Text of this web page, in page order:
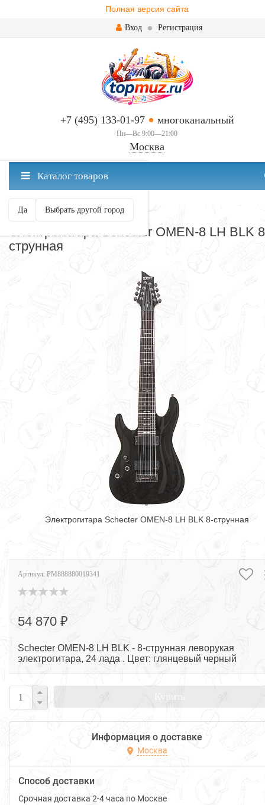
Полная версия сайта
Вход Регистрация
+7 (495) 133-01-97 многоканальный
Пн—Вс 9:00—21:00
Москва
Москва ваш город?
Да Выбрать другой город
Каталог товаров
ЭЛЕКТРОГИТАРЫ
Электрогитара Schecter OMEN-8 LH BLK
струнная
Электрогитара Schecter OMEN-8 LH BLK 8-струнная
Артикул: PM888880019341
54 870 ₽
Schecter OMEN-8 LH BLK - 8-струнная леворукая
электрогитара, 24 лада . Цвет: глянцевый черный
Купить
Информация о доставке
Москва
Способ доставки
Срочная доставка 2-4 часа по Москве